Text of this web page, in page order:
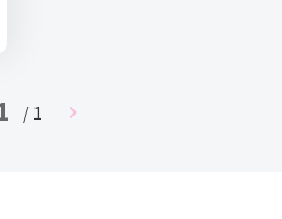
/ 1 chevron_right